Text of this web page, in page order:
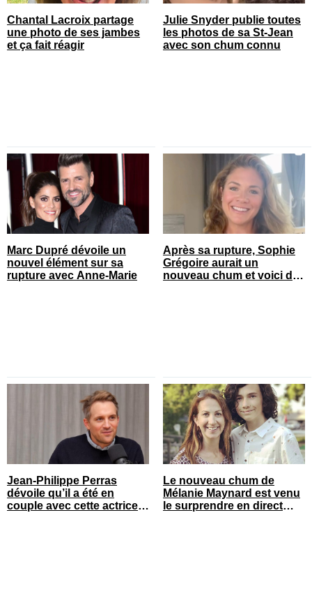
Chantal Lacroix partage
une photo de ses jambes
et ça fait réagir
Julie Snyder publie toutes
les photos de sa St-Jean
avec son chum connu
Marc Dupré dévoile un
nouvel élément sur sa
rupture avec Anne-Marie
Après sa rupture, Sophie
Grégoire aurait un
nouveau chum et voici de
Jean-Philippe Perras
dévoile qu’il a été en
couple avec cette actrice
Le nouveau chum de
Mélanie Maynard est venu
le surprendre en direct